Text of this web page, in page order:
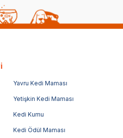
Yavru Kedi Maması
Yetişkin Kedi Maması
Kedi Kumu
Kedi Ödül Maması